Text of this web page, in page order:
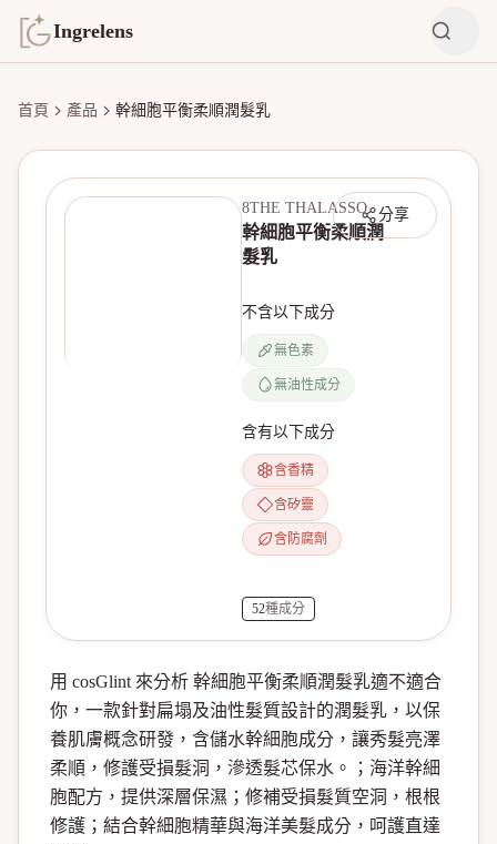
Ingrelens
首頁 產品 幹細胞平衡柔順潤髮乳
分享
8THE THALASSO
幹細胞平衡柔順潤
髮乳
不含以下成分
無色素
無油性成分
含有以下成分
含香精
含矽靈
含防腐劑
52種成分
用 cosGlint 來分析 幹細胞平衡柔順潤髮乳適不適合
你，一款針對扁塌及油性髮質設計的潤髮乳，以保
養肌膚概念研發，含儲水幹細胞成分，讓秀髮亮澤
柔順，修護受損髮洞，滲透髮芯保水。；海洋幹細
胞配方，提供深層保濕；修補受損髮質空洞，根根
修護；結合幹細胞精華與海洋美髮成分，呵護直達